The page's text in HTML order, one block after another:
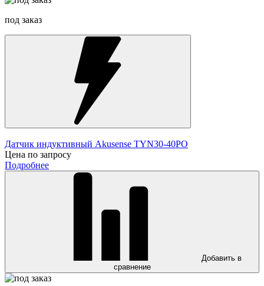
под заказ
Датчик индуктивный Akusense TYN30-40PO
Цена по запросу
Подробнее
Добавить в
сравнение